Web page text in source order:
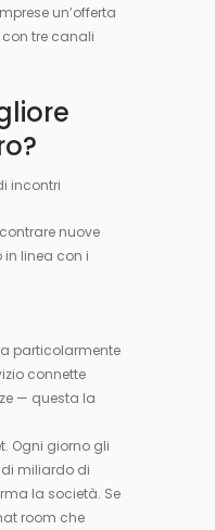
un’offerta
tre canali
incontri
nuove
in linea con i
particolarmente
connette
— questa la
Ogni giorno gli
miliardo di
la società. Se
room che